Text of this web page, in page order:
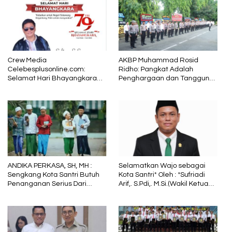
Crew Media
Celebesplusonline.com:
Selamat Hari Bhayangkara
dalam Sunyi dan Terang
AKBP Muhammad Rosid
Ridho: Pangkat Adalah
Penghargaan dan Tanggung
ANDIKA PERKASA, SH, MH :
Sengkang Kota Santri Butuh
Penanganan Serius Dari
Selamatkan Wajo sebagai
Kota Santri* Oleh : *Sufriadi
Arif,. S.Pdi,. M.Si.(Wakil Ketua